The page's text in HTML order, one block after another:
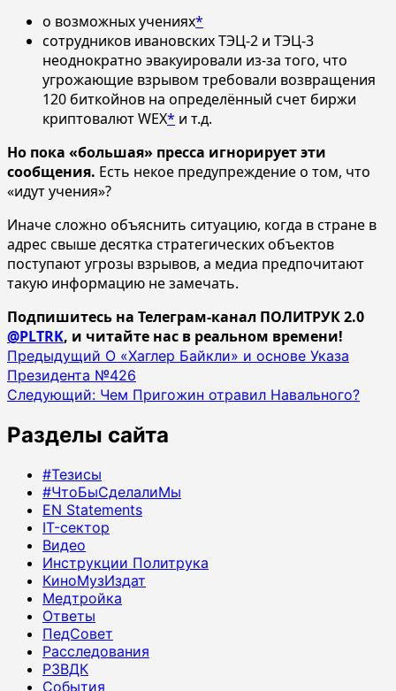
о возможных учениях*
сотрудников ивановских ТЭЦ-2 и ТЭЦ-3
неоднократно эвакуировали из-за того, что
угрожающие взрывом требовали возвращения
120 биткойнов на определённый счет биржи
криптовалют WEX* и т.д.
Но пока «большая» пресса игнорирует эти
сообщения. Есть некое предупреждение о том, что
«идут учения»?
Иначе сложно объяснить ситуацию, когда в стране в
адрес свыше десятка стратегических объектов
поступают угрозы взрывов, а медиа предпочитают
такую информацию не замечать.
Подпишитесь на Телеграм-канал ПОЛИТРУК 2.0
@PLTRK, и читайте нас в реальном времени!
Навигация
записи
Предыдущий О «Хаглер Байкли» и основе Указа
Президента №426
Следующий: Чем Пригожин отравил Навального?
Разделы сайта
#Тезисы
#ЧтоБыСделалиМы
EN Statements
IT-сектор
Видео
Инструкции Политрука
КиноМузИздат
Медтройка
Ответы
ПедСовет
Расследования
РЗВДК
События